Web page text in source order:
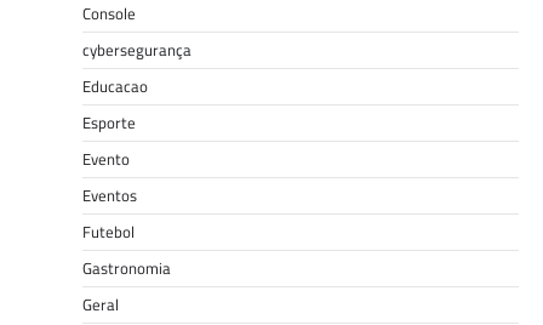
Console
cybersegurança
Educacao
Esporte
Evento
Eventos
Futebol
Gastronomia
Geral